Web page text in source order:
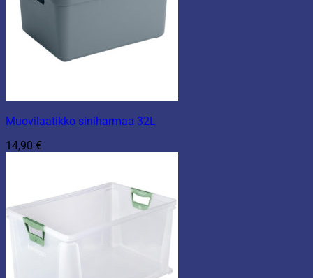
Muovilaatikko siniharmaa 32L
14,90 €